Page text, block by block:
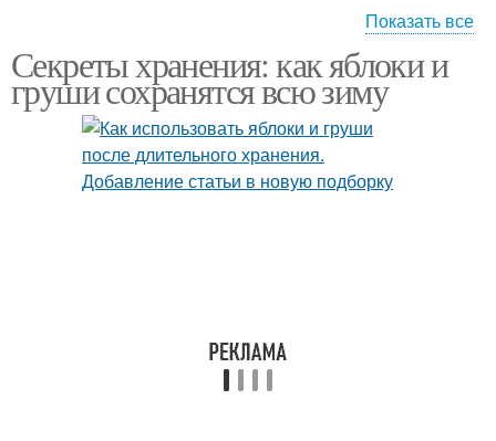
Груши в сиропе Целые груши
Компот из груш Компот из целых груш
Показать все
Секреты хранения: как яблоки и
груши сохранятся всю зиму